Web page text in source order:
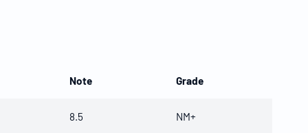
Note Grade
8.5 NM+